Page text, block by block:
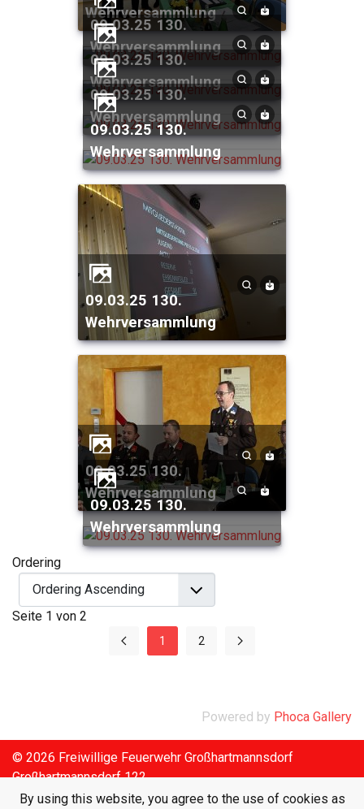
By using this website, you agree to the use of cookies as
Wehrversammlung
09.03.25 130.
Wehrversammlung
09.03.25 130.
Wehrversammlung
09.03.25 130.
Wehrversammlung
09.03.25 130.
Wehrversammlung
09.03.25 130.
Wehrversammlung
09.03.25 130.
Wehrversammlung
09.03.25 130.
Wehrversammlung
Ordering
Seite 1 von 2
1 2
Powered by Phoca Gallery
© 2026 Freiwillige Feuerwehr Großhartmannsdorf
Großhartmannsdorf 122
Tel.: 03386/7144